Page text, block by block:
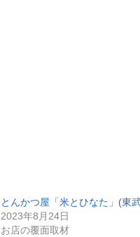
とんかつ屋「米とひなた」(東
2023年8月24日
お店の覆面取材